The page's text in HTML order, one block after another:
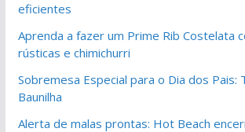
eficientes
Aprenda a fazer um Prime Rib Costelata
rústicas e chimichurri
Sobremesa Especial para o Dia dos Pais:
Baunilha
Alerta de malas prontas: Hot Beach